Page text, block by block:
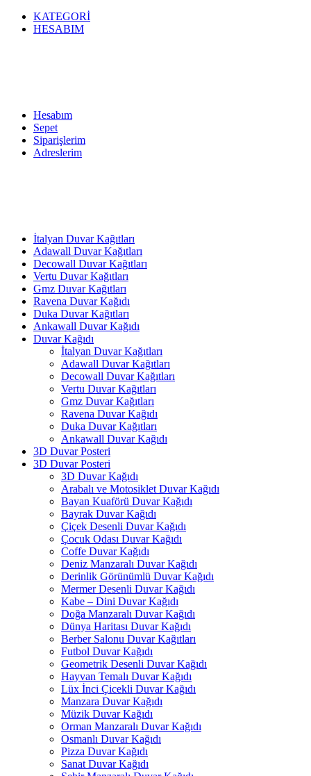
KATEGORİ
HESABIM
Hesabım
Sepet
Siparişlerim
Adreslerim
İtalyan Duvar Kağıtları
Adawall Duvar Kağıtları
Decowall Duvar Kağıtları
Vertu Duvar Kağıtları
Gmz Duvar Kağıtları
Ravena Duvar Kağıdı
Duka Duvar Kağıtları
Ankawall Duvar Kağıdı
Duvar Kağıdı
İtalyan Duvar Kağıtları
Adawall Duvar Kağıtları
Decowall Duvar Kağıtları
Vertu Duvar Kağıtları
Gmz Duvar Kağıtları
Ravena Duvar Kağıdı
Duka Duvar Kağıtları
Ankawall Duvar Kağıdı
3D Duvar Posteri
3D Duvar Posteri
3D Duvar Kağıdı
Arabalı ve Motosiklet Duvar Kağıdı
Bayan Kuaförü Duvar Kağıdı
Bayrak Duvar Kağıdı
Çiçek Desenli Duvar Kağıdı
Çocuk Odası Duvar Kağıdı
Coffe Duvar Kağıdı
Deniz Manzaralı Duvar Kağıdı
Derinlik Görünümlü Duvar Kağıdı
Mermer Desenli Duvar Kağıdı
Kabe – Dini Duvar Kağıdı
Doğa Manzaralı Duvar Kağıdı
Dünya Haritası Duvar Kağıdı
Berber Salonu Duvar Kağıtları
Futbol Duvar Kağıdı
Geometrik Desenli Duvar Kağıdı
Hayvan Temalı Duvar Kağıdı
Lüx İnci Çicekli Duvar Kağıdı
Manzara Duvar Kağıdı
Müzik Duvar Kağıdı
Orman Manzaralı Duvar Kağıdı
Osmanlı Duvar Kağıdı
Pizza Duvar Kağıdı
Sanat Duvar Kağıdı